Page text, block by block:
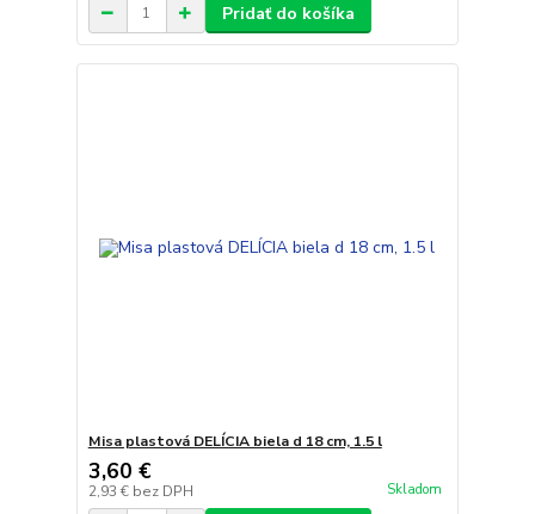
Pridať do košíka
Misa plastová DELÍCIA biela d 18 cm, 1.5 l
3,60 €
2,93 € bez DPH Skladom